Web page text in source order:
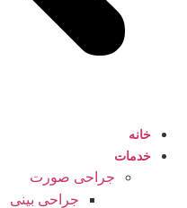
خانه
خدمات
جراحی صورت
جراحی بینی